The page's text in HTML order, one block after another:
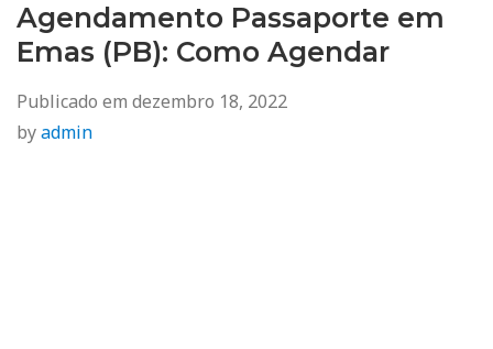
Agendamento Passaporte em
Emas (PB): Como Agendar
Publicado em dezembro 18, 2022
byadmin